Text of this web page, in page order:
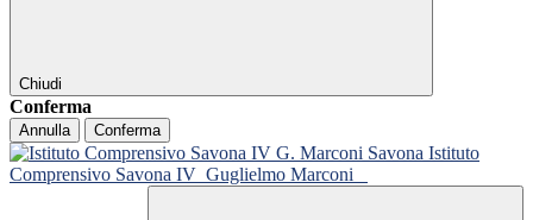
Chiudi
Conferma
Annulla Conferma
Istituto
Comprensivo Savona IV Guglielmo Marconi